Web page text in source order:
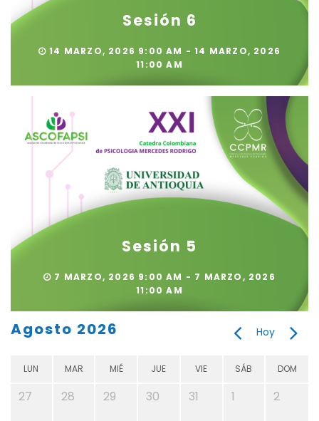
Sesión 6
14 MARZO, 2026 9:00 AM - 14 MARZO, 2026
11:00 AM
Sesión 5
7 MARZO, 2026 9:00 AM - 7 MARZO, 2026
11:00 AM
Hoy
Agosto 2026
LUN MAR MIÉ JUE VIE SÁB DOM
27 28 29 30 31 1 2